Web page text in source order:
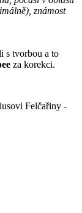
známost
s tvorbou a to
za korekci.
Felčařiny -